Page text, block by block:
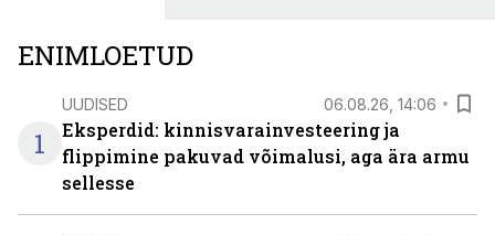
ENIMLOETUD
1
UUDISED 06.08.26, 14:06
Eksperdid: kinnisvarainvesteering ja
flippimine pakuvad võimalusi, aga ära armu
sellesse